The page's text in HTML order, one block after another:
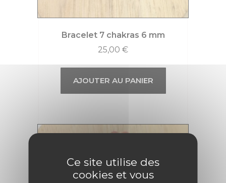
Bracelet 7 chakras 6 mm
25,00 €
AJOUTER AU PANIER
Ce site utilise des
cookies et vous